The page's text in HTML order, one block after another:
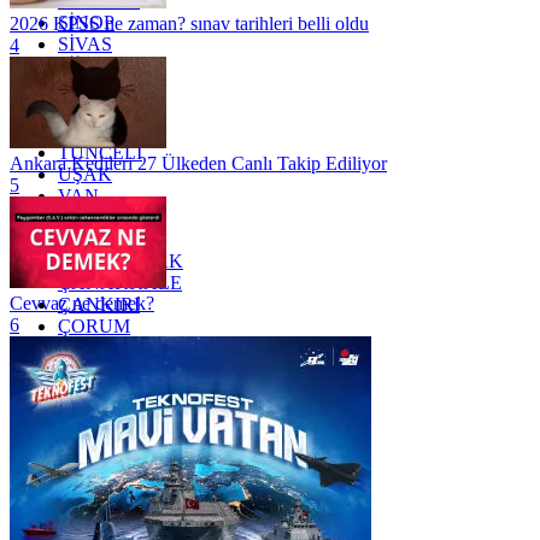
SİNOP
SİVAS
SİİRT
TEKİRDAĞ
TOKAT
TRABZON
TUNCELİ
UŞAK
VAN
YALOVA
YOZGAT
ZONGULDAK
ÇANAKKALE
ÇANKIRI
ÇORUM
İSTANBUL
İZMİR
ŞANLIURFA
ŞIRNAK
2026 KPSS ne zaman? sınav tarihleri belli oldu
4
Ankara Kedileri 27 Ülkeden Canlı Takip Ediliyor
5
Cevvaz ne demek?
6